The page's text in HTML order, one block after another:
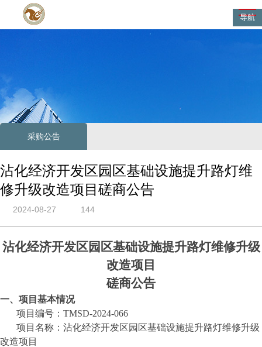
导航
采购公告
沾化经济开发区园区基础设施提升路灯维
修升级改造项目磋商公告
2024-08-27 144
沾化经济开发区园区基础设施提升路灯维修升级
改造项目
磋商公告
一、项目基本情况
项目编号： TMSD-2024-066
项目名称： 沾化经济开发区园区基础设施提升路灯维修升级
改造项目